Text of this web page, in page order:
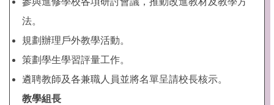
法。
規劃辦理戶外教學活動。
策劃學生學習評量工作。
遴聘教師及各兼職人員並將名單呈請校長核示。
教學組長